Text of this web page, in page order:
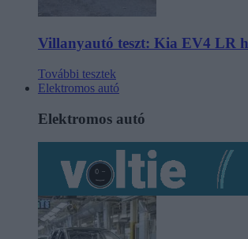
Villanyautó teszt: Kia EV4 LR
További tesztek
Elektromos autó
Elektromos autó